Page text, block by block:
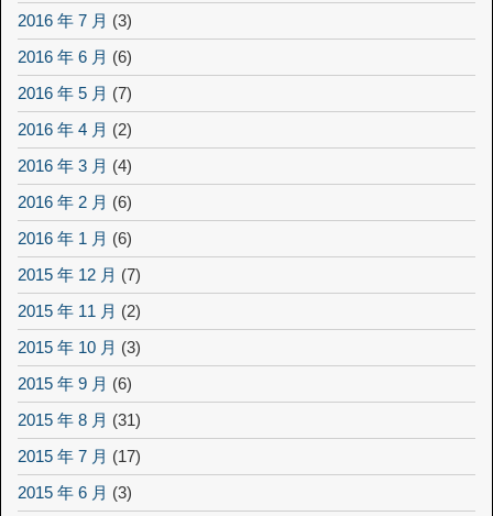
2016 年 7 月 (3)
2016 年 6 月 (6)
2016 年 5 月 (7)
2016 年 4 月 (2)
2016 年 3 月 (4)
2016 年 2 月 (6)
2016 年 1 月 (6)
2015 年 12 月 (7)
2015 年 11 月 (2)
2015 年 10 月 (3)
2015 年 9 月 (6)
2015 年 8 月 (31)
2015 年 7 月 (17)
2015 年 6 月 (3)